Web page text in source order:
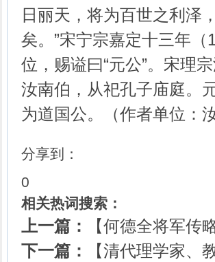
日丽天，将为百世之利泽
矣。”宋宁宗嘉定十三年
位，赐谥曰“元公”。宋理
汝南伯，从祀孔子庙庭。
为道国公。（作者单位：
分享到：
0
相关热词搜索：
上一篇：
【何德全将军传
下一篇：
【清代理学家、